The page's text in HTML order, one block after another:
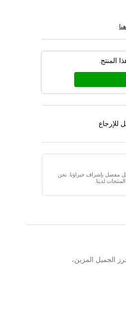
المنتج.
للإرجاع
مفصل بإشراف خبراؤنا. نحن
لدينا.
الجميل المزين،